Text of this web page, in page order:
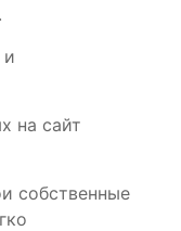
и
на сайт
собственные